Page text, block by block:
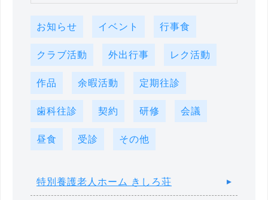
お知らせ イベント 行事食
クラブ活動 外出行事 レク活動
作品 余暇活動 定期往診
歯科往診 契約 研修 会議
昼食 受診 その他
特別養護老人ホーム きしろ荘